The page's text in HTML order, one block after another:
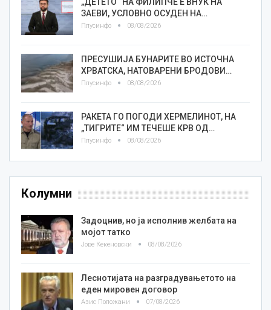
„ДЕТЕТО“ НА ФИЛИПЧЕ Е ВНУК НА
ЗАЕВИ, УСЛОВНО ОСУДЕН НА…
Плусинфо 08/08/2026
ПРЕСУШИЈА БУНАРИТЕ ВО ИСТОЧНА
ХРВАТСКА, НАТОВАРЕНИ БРОДОВИ…
Плусинфо 08/08/2026
РАКЕТА ГО ПОГОДИ ХЕРМЕЛИНОТ, НА
„ТИГРИТЕ“ ИМ ТЕЧЕШЕ КРВ ОД…
Плусинфо 08/08/2026
Колумни
Задоцнив, но ја исполнив желбата на
мојот татко
Јове Кекеновски 08/08/2026
Леснотијата на разградувањетото на
еден мировен договор
Азис Положани 07/08/2026